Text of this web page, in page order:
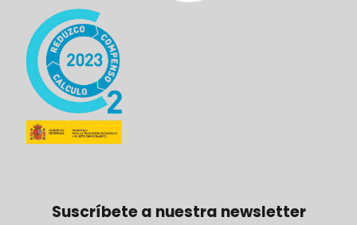
Suscríbete a nuestra newsletter